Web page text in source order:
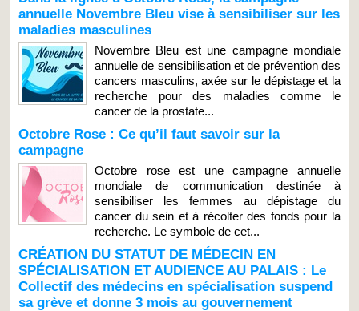
annuelle Novembre Bleu vise à sensibiliser sur les
maladies masculines
Novembre Bleu est une campagne mondiale
annuelle de sensibilisation et de prévention des
cancers masculins, axée sur le dépistage et la
recherche pour des maladies comme le
cancer de la prostate...
Octobre Rose : Ce qu’il faut savoir sur la
campagne
Octobre rose est une campagne annuelle
mondiale de communication destinée à
sensibiliser les femmes au dépistage du
cancer du sein et à récolter des fonds pour la
recherche. Le symbole de cet...
CRÉATION DU STATUT DE MÉDECIN EN
SPÉCIALISATION ET AUDIENCE AU PALAIS : Le
Collectif des médecins en spécialisation suspend
sa grève et donne 3 mois au gouvernement